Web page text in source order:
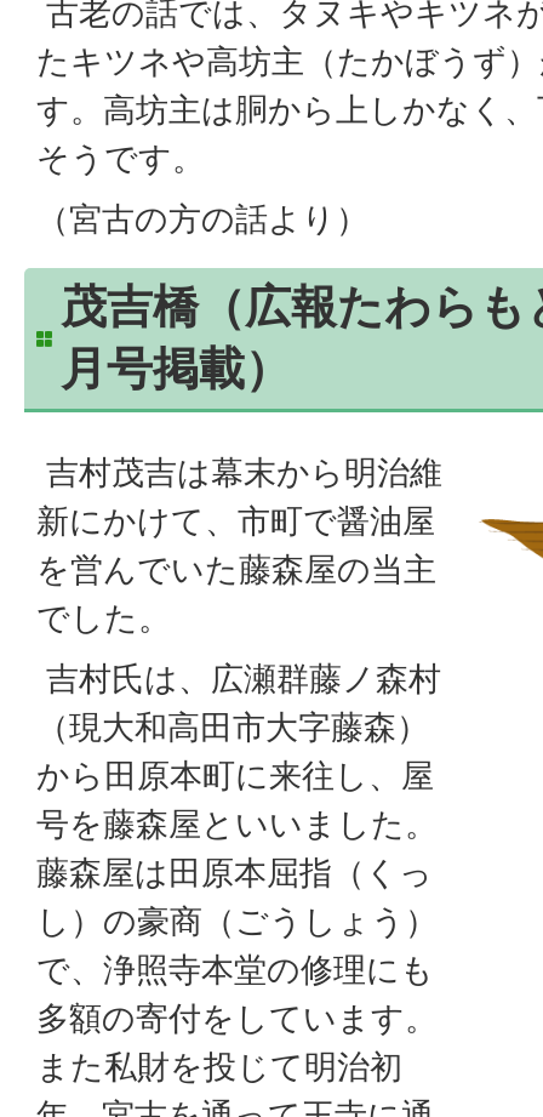
古老の話では、タヌキやキツネ
たキツネや高坊主（たかぼうず
す。高坊主は胴から上しかなく
そうです。
（宮古の方の話より）
茂吉橋（広報たわらも
月号掲載）
吉村茂吉は幕末から明治維
新にかけて、市町で醤油屋
を営んでいた藤森屋の当主
でした。
吉村氏は、広瀬群藤ノ森村
（現大和高田市大字藤森）
から田原本町に来往し、屋
号を藤森屋といいました。
藤森屋は田原本屈指（くっ
し）の豪商（ごうしょう）
で、浄照寺本堂の修理にも
多額の寄付をしています。
また私財を投じて明治初